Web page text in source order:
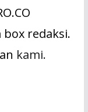
redaksi.
kami.